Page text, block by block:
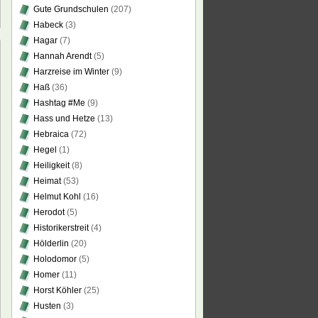
Gute Grundschulen (207)
Habeck (3)
Hagar (7)
Hannah Arendt(5)
Harzreise im Winter (9)
Haß (36)
Hashtag #Me (9)
Hass und Hetze (13)
Hebraica (72)
Hegel (1)
Heiligkeit(8)
Heimat(53)
Helmut Kohl (16)
Herodot(5)
Historikerstreit(4)
Hölderlin (20)
Holodomor (5)
Homer (11)
Horst Köhler (25)
Husten (3)